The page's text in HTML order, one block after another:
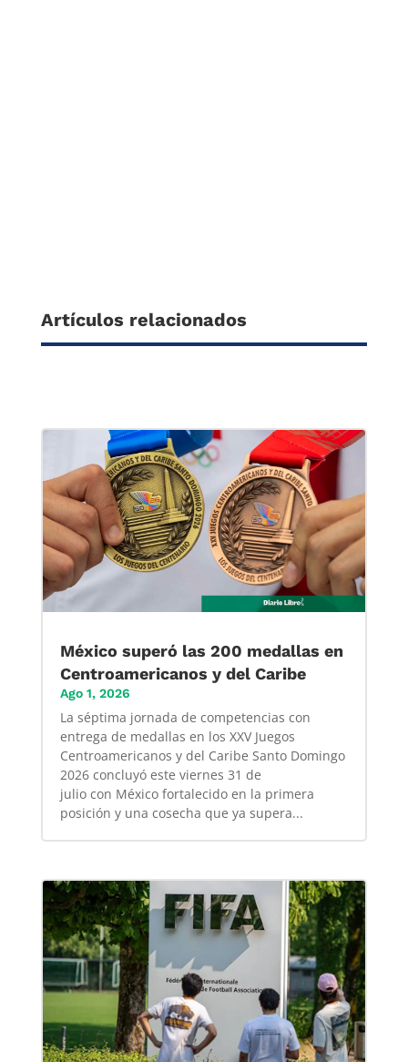
Artículos relacionados
México superó las 200 medallas en
Centroamericanos y del Caribe
Ago 1, 2026
La séptima jornada de competencias con
entrega de medallas en los XXV Juegos
Centroamericanos y del Caribe Santo Domingo
2026 concluyó este viernes 31 de
julio con México fortalecido en la primera
posición y una cosecha que ya supera...